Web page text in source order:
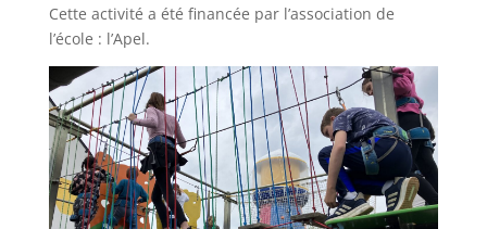
Cette activité a été financée par l’association de
l’école : l’Apel.